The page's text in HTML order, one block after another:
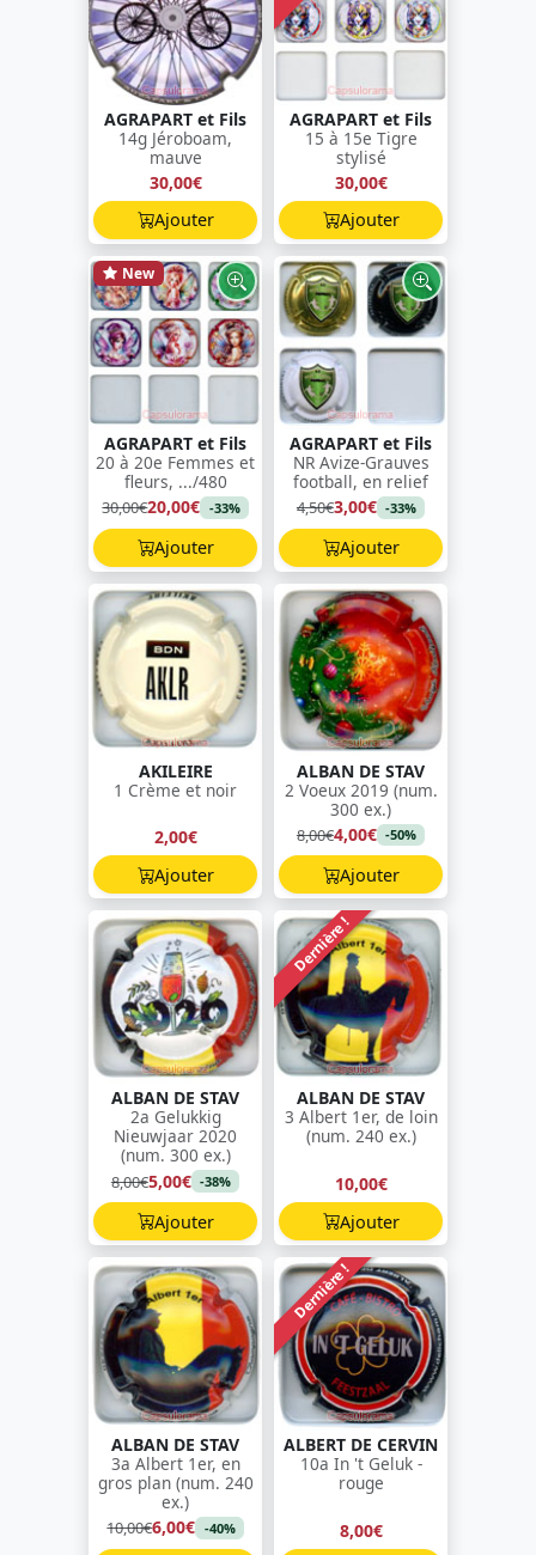
AGRAPART et Fils
14g Jéroboam,
mauve
30,00€
Ajouter
AGRAPART et Fils
15 à 15e Tigre
stylisé
30,00€
Ajouter
New
AGRAPART et Fils
20 à 20e Femmes et
fleurs, .../480
30,00€20,00€ -33%
Ajouter
AGRAPART et Fils
NR Avize-Grauves
football, en relief
4,50€3,00€ -33%
Ajouter
AKILEIRE
1 Crème et noir
2,00€
Ajouter
ALBAN DE STAV
2 Voeux 2019 (num.
300 ex.)
8,00€4,00€ -50%
Ajouter
ALBAN DE STAV
2a Gelukkig
Nieuwjaar 2020
(num. 300 ex.)
8,00€5,00€ -38%
Ajouter
Dernière !
ALBAN DE STAV
3 Albert 1er, de loin
(num. 240 ex.)
10,00€
Ajouter
ALBAN DE STAV
3a Albert 1er, en
gros plan (num. 240
ex.)
10,00€6,00€ -40%
Dernière !
ALBERT DE CERVIN
10a In 't Geluk -
rouge
8,00€